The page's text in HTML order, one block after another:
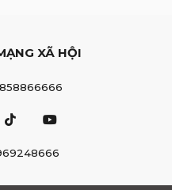
XÃ HỘI